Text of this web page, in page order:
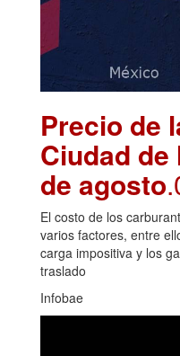
Precio de
Ciudad de
de agosto
El costo de los
varios factores, entre
carga impositiva y los
traslado
Infobae